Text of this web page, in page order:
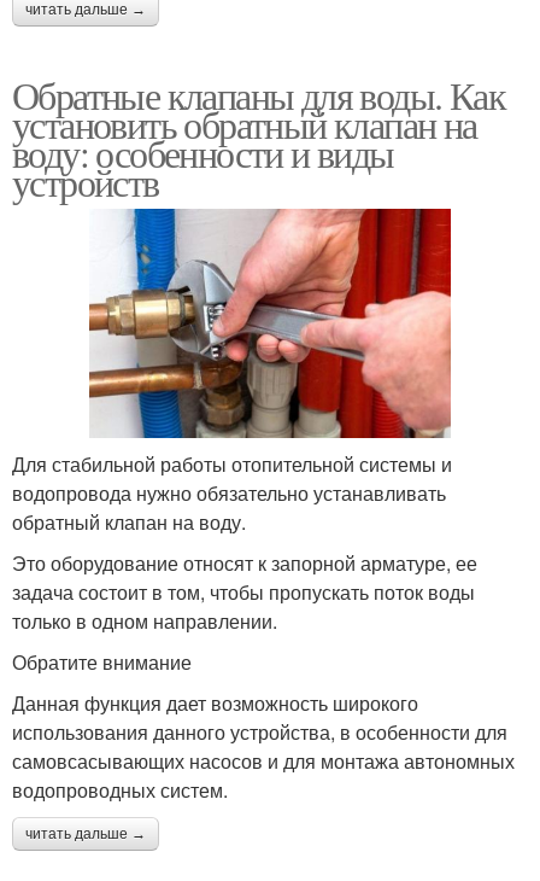
читать дальше →
Обратные клапаны для воды. Как
установить обратный клапан на
воду: особенности и виды
устройств
Для стабильной работы отопительной системы и
водопровода нужно обязательно устанавливать
обратный клапан на воду.
Это оборудование относят к запорной арматуре, ее
задача состоит в том, чтобы пропускать поток воды
только в одном направлении.
Обратите внимание
Данная функция дает возможность широкого
использования данного устройства, в особенности для
самовсасывающих насосов и для монтажа автономных
водопроводных систем.
читать дальше →